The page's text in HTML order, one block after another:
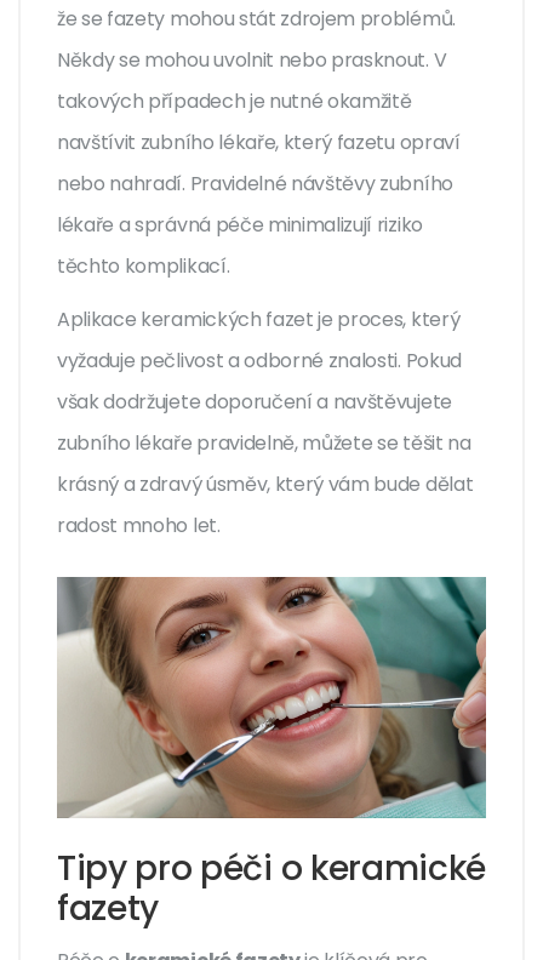
že se fazety mohou stát zdrojem problémů.
Někdy se mohou uvolnit nebo prasknout. V
takových případech je nutné okamžitě
navštívit zubního lékaře, který fazetu opraví
nebo nahradí. Pravidelné návštěvy zubního
lékaře a správná péče minimalizují riziko
těchto komplikací.
Aplikace keramických fazet je proces, který
vyžaduje pečlivost a odborné znalosti. Pokud
však dodržujete doporučení a navštěvujete
zubního lékaře pravidelně, můžete se těšit na
krásný a zdravý úsměv, který vám bude dělat
radost mnoho let.
Tipy pro péči o keramické
fazety